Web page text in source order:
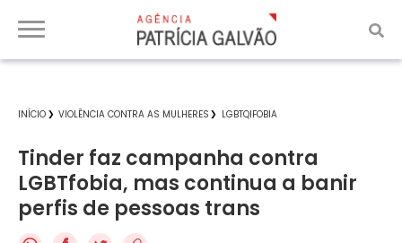
INÍCIO VIOLÊNCIA CONTRA AS MULHERES LGBTQIFOBIA
Tinder faz campanha contra
LGBTfobia, mas continua a banir
perfis de pessoas trans